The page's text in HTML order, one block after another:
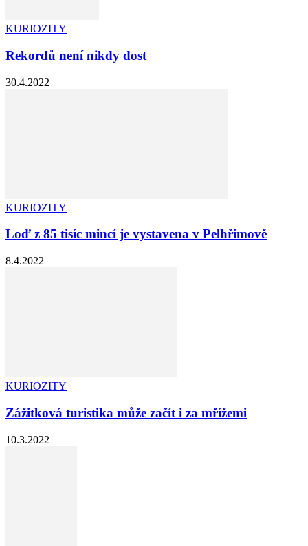
KURIOZITY
Rekordů není nikdy dost
30.4.2022
KURIOZITY
Loď z 85 tisíc mincí je vystavena v Pelhřimově
8.4.2022
KURIOZITY
Zážitková turistika může začít i za mřížemi
10.3.2022